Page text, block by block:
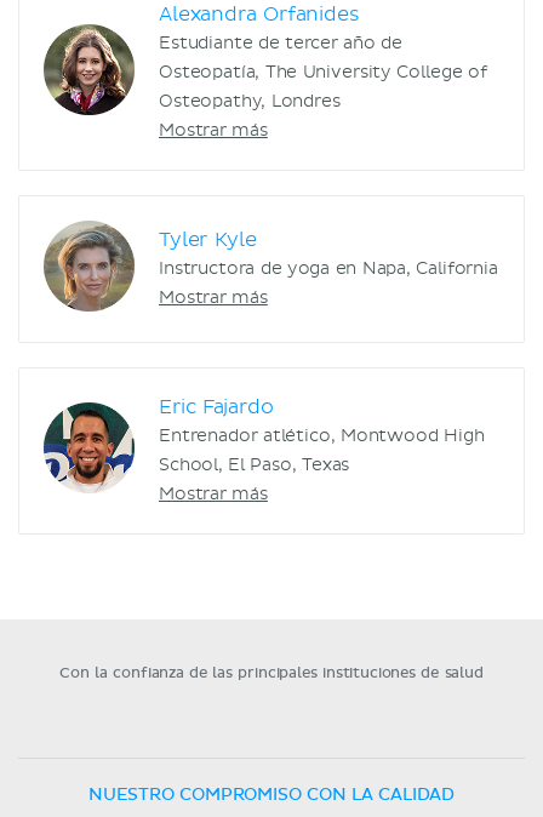
Alexandra Orfanides
Estudiante de tercer año de
Osteopatía, The University College of
Osteopathy, Londres
Mostrar más
Tyler Kyle
Instructora de yoga en Napa, California
Mostrar más
Eric Fajardo
Entrenador atlético, Montwood High
School, El Paso, Texas
Mostrar más
Con la confianza de las principales instituciones de salud
NUESTRO COMPROMISO CON LA CALIDAD